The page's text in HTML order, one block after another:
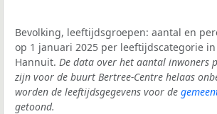
Bevolking, leeftijdsgroepen: aantal en
op 1 januari 2025 per leeftijdscategorie
Hannuit. De data over het aantal inwoners
zijn voor de buurt Bertree-Centre helaas
worden de leeftijdsgegevens voor de
getoond.